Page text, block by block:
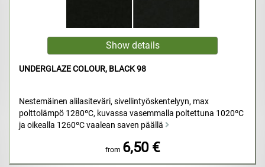
UNDERGLAZE COLOUR, BLACK 98
Nestemäinen alilasiteväri, sivellintyöskentelyyn, max
polttolämpö 1280ºC, kuvassa vasemmalla poltettuna 1020ºC
ja oikealla 1260ºC vaalean saven päällä
from 6,50 €